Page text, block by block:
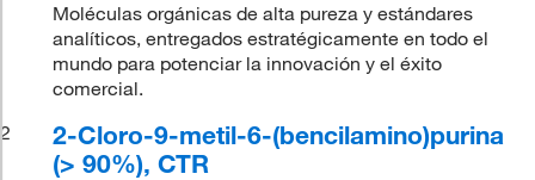
Moléculas orgánicas de alta pureza y estándares
analíticos, entregados estratégicamente en todo el
mundo para potenciar la innovación y el éxito
comercial.
2
2-Cloro-9-metil-6-(bencilamino)purina
(> 90%), CTR